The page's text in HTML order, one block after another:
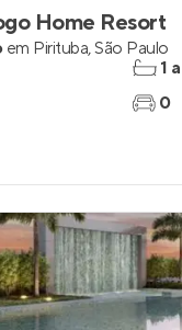
Home Resort
em Pirituba,São Paulo
1
0